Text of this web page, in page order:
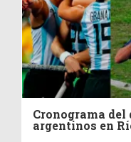
Cronograma
argentinos en